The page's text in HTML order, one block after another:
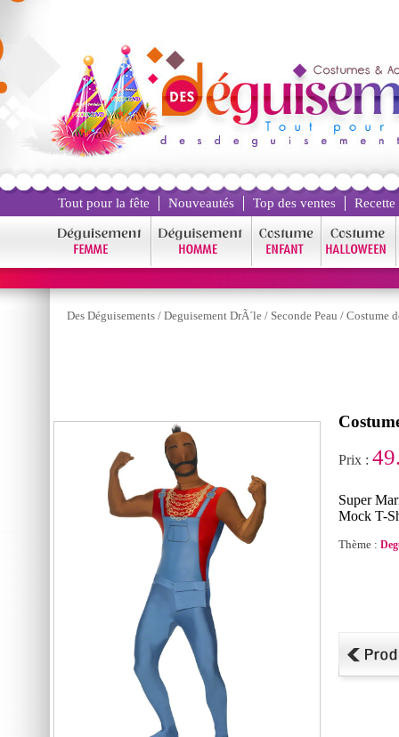
Tout pour la fête Nouveautés Top des ventes
Des Déguisements / Deguisement DrÃ´le / Seconde Peau / Costume
Prix :
Super
Mock T-
Thème :